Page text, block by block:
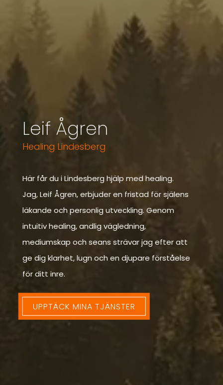
Leif Ågren
Healing Lindesberg
Här får du i Lindesberg hjälp med healing.
Jag, Leif Ågren, erbjuder en fristad för själens
läkande och personlig utveckling. Genom
intuitiv healing, andlig vägledning,
mediumskap och seans strävar jag efter att
ge dig klarhet, lugn och en djupare förståelse
för ditt inre.
UPPTÄCK MINA TJÄNSTER